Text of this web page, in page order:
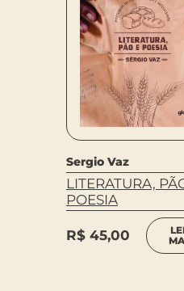
Sergio Vaz
LITERATURA,
POESIA
R$ 45,00